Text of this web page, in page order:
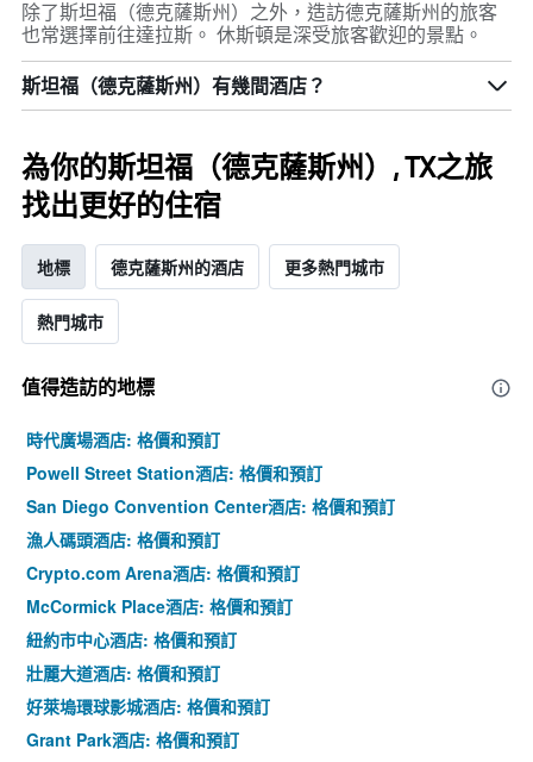
除了斯坦福（德克薩斯州）​之外，造訪德克薩斯州​的旅客
也常選擇前往達拉斯​。 休斯頓是深受旅客歡迎的景點。
斯坦福（德克薩斯州）​有幾間酒店？
為你的斯坦福（德克薩斯州）, TX之旅
找出更好的住宿
地標 德克薩斯州的酒店 更多熱門城市
熱門城市
值得造訪的地標
時代廣場酒店: 格價和預訂
Powell Street Station酒店: 格價和預訂
San Diego Convention Center酒店: 格價和預訂
漁人碼頭酒店: 格價和預訂
Crypto.com Arena酒店: 格價和預訂
McCormick Place酒店: 格價和預訂
紐約市中心酒店: 格價和預訂
壯麗大道酒店: 格價和預訂
好萊塢環球影城酒店: 格價和預訂
Grant Park酒店: 格價和預訂